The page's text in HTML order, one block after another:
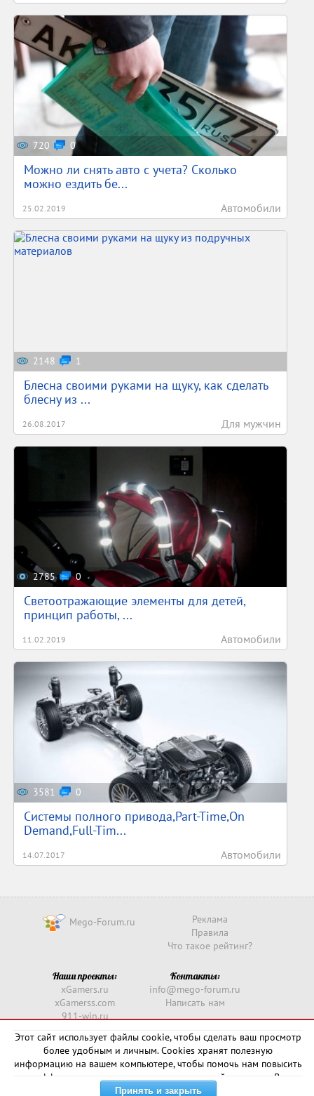
720 0
Можно ли снять авто с учета? Сколько
можно ездить бе...
25.02.2019 Автомобили
2148 1
Блесна своими руками на щуку, как сделать
блесну из ...
26.08.2017 Для мужчин
2785 0
Светоотражающие элементы для детей,
принцип работы, ...
11.02.2019 Автомобили
3581 0
Системы полного привода,Part-Time,On
Demand,Full-Tim...
14.07.2017 Автомобили
Mego-Forum.ru
Реклама
Правила
Что такое рейтинг?
Наши проекты:
xGamers.ru
xGamerss.com
911-win.ru
Контакты:
info@mego-forum.ru
Написать нам
Copyright © 2016 -2026
Этот сайт использует файлы cookie, чтобы сделать ваш просмотр
более удобным и личным. Cookies хранят полезную
информацию на вашем компьютере, чтобы помочь нам повысить
эффективность и актуальность нашего сайта для вас. В
некоторых случаях они необходимы для правильной работы